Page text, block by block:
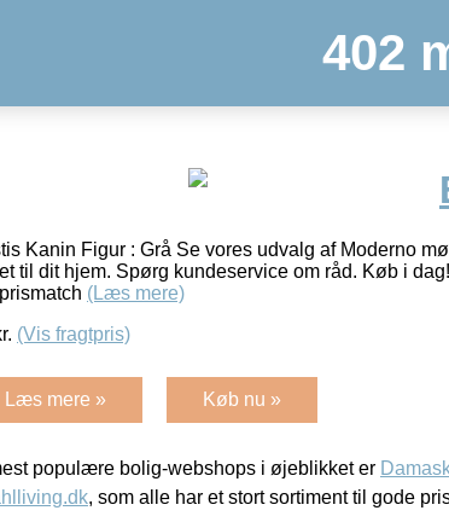
402
Kanin Figur : Grå Se vores udvalg af Moderno
til dit hjem. Spørg kundeservice om råd. Køb i
(Læs mere)
(Vis fragtpris)
Læs mere » Køb nu »
populære bolig-webshops i øjeblikket er
, som alle har et stort sortiment til gode